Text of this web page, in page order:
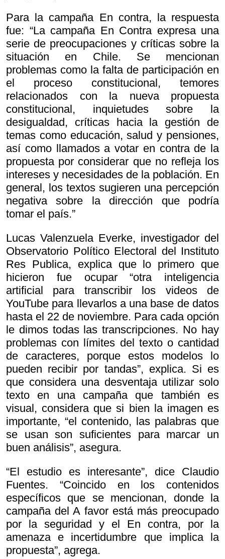
Para la campaña En contra, la respuesta
fue: “La campaña En Contra expresa una
serie de preocupaciones y críticas sobre la
situación en Chile. Se mencionan
problemas como la falta de participación en
el proceso constitucional, temores
relacionados con la nueva propuesta
constitucional, inquietudes sobre la
desigualdad, críticas hacia la gestión de
temas como educación, salud y pensiones,
así como llamados a votar en contra de la
propuesta por considerar que no refleja los
intereses y necesidades de la población. En
general, los textos sugieren una percepción
negativa sobre la dirección que podría
tomar el país.”
Lucas Valenzuela Everke, investigador del
Observatorio Político Electoral del Instituto
Res Publica, explica que lo primero que
hicieron fue ocupar “otra inteligencia
artificial para transcribir los videos de
YouTube para llevarlos a una base de datos
hasta el 22 de noviembre. Para cada opción
le dimos todas las transcripciones. No hay
problemas con límites del texto o cantidad
de caracteres, porque estos modelos lo
pueden recibir por tandas”, explica. Si es
que considera una desventaja utilizar solo
texto en una campaña que también es
visual, considera que si bien la imagen es
importante, “el contenido, las palabras que
se usan son suficientes para marcar un
buen análisis”, asegura.
“El estudio es interesante”, dice Claudio
Fuentes. “Coincido en los contenidos
específicos que se mencionan, donde la
campaña del A favor está más preocupado
por la seguridad y el En contra, por la
amenaza e incertidumbre que implica la
propuesta”, agrega.